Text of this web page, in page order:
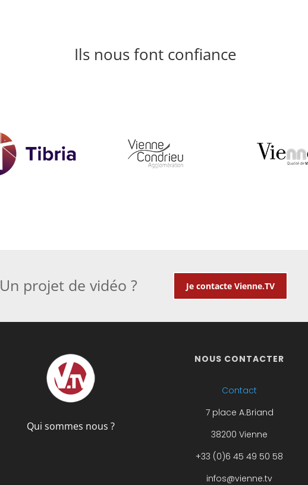
Ils nous font confiance
Un projet de vidéo ? Je contacte Vienne.TV
Qui sommes nous ?
NOUS CONTACTER
Contact
7 place A.Briand
38200 Vienne
+33 (0)6 45 49 50 58
infos@vienne.tv